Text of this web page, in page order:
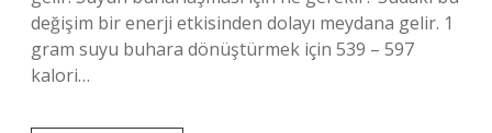
değişim bir enerji etkisinden dolayı meydana gelir. 1
gram suyu buhara dönüştürmek için 539 – 597
kalori…